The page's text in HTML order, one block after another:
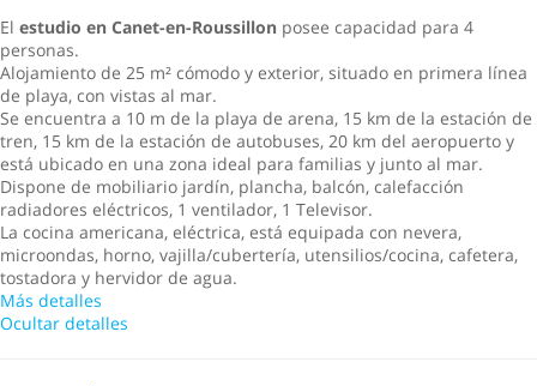
El estudio en Canet-en-Roussillon posee capacidad para 4
personas.
Alojamiento de 25 m² cómodo y exterior, situado en primera línea
de playa, con vistas al mar.
Se encuentra a 10 m de la playa de arena, 15 km de la estación de
tren, 15 km de la estación de autobuses, 20 km del aeropuerto y
está ubicado en una zona ideal para familias y junto al mar.
Dispone de mobiliario jardín, plancha, balcón, calefacción
radiadores eléctricos, 1 ventilador, 1 Televisor.
La cocina americana, eléctrica, está equipada con nevera,
microondas, horno, vajilla/cubertería, utensilios/cocina, cafetera,
tostadora y hervidor de agua.
Más detalles
Ocultar detalles